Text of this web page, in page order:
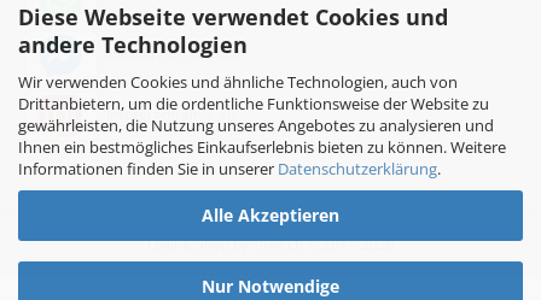
Diese Webseite verwendet Cookies und
andere Technologien
Wir verwenden Cookies und ähnliche Technologien, auch von
Drittanbietern, um die ordentliche Funktionsweise der Website zu
gewährleisten, die Nutzung unseres Angebotes zu analysieren und
Ihnen ein bestmögliches Einkaufserlebnis bieten zu können. Weitere
Informationen finden Sie in unserer Datenschutzerklärung.
Alle Akzeptieren
Nur Notwendige
Messenger: sinni.ch
Instagram: sinni_ch
Online-Shopby sinni.ch © 2017-2026